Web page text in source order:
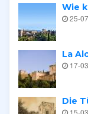
Wie
25-
La
17-
Die
15-